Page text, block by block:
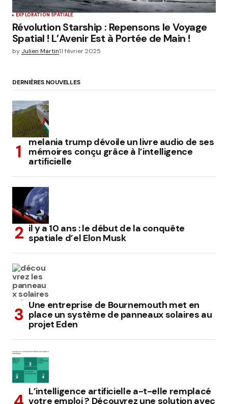
EXPLORATION SPATIALE
Révolution Starship : Repensons le Voyage
Spatial ! L’Avenir Est à Portée de Main !
by Julien Martin11 février 2025
DERNIÈRES NOUVELLES
melania trump dévoile un livre audio de ses
mémoires conçu grâce à l’intelligence
artificielle
il y a 10 ans : le début de la conquête
spatiale d’el Elon Musk
Une entreprise de Bournemouth met en
place un système de panneaux solaires au
projet Eden
L’intelligence artificielle a-t-elle remplacé
votre emploi ? Découvrez une solution avec